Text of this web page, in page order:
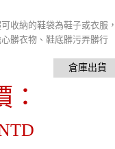
收納的鞋袋為鞋子或衣服，
髒衣物、鞋底髒污弄髒行
Design Travel Line系列完美
尼龍布製成，重量48g。 當您
鬆收折至一個手掌大小，輕
：